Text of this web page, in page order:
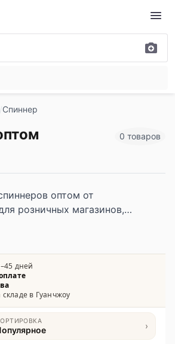
содержимому
Спиннер
0 товаров
оптом от
розничных магазинов,
В каталоге —
модели с
подсветкой, уникальными
металл, сплавы,
дней
складе в Гуанчжоу
›